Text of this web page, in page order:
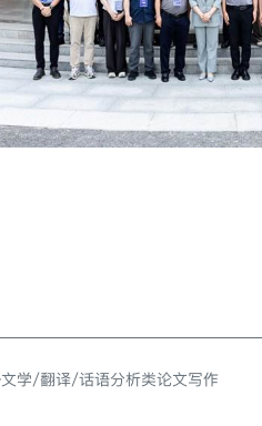
学/翻译/话语分析类论文写作